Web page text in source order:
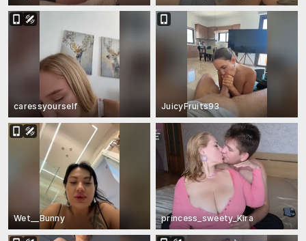
caressyourself JuicyFruits93
Wet__Bunny princess_sweety_Kira